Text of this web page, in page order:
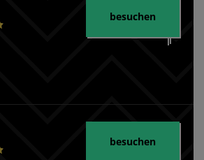
besuchen
besuchen